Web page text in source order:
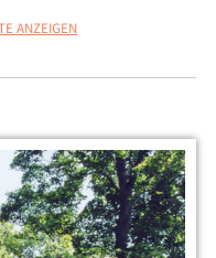
ANZEIGEN